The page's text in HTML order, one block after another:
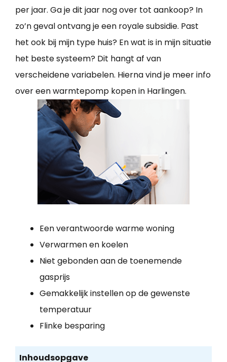
per jaar. Ga je dit jaar nog over tot aankoop? In
zo’n geval ontvang je een royale subsidie. Past
het ook bij mijn type huis? En wat is in mijn situatie
het beste systeem? Dit hangt af van
verscheidene variabelen. Hierna vind je meer info
over een warmtepomp kopen in Harlingen.
Een verantwoorde warme woning
Verwarmen en koelen
Niet gebonden aan de toenemende
gasprijs
Gemakkelijk instellen op de gewenste
temperatuur
Flinke besparing
Inhoudsopgave